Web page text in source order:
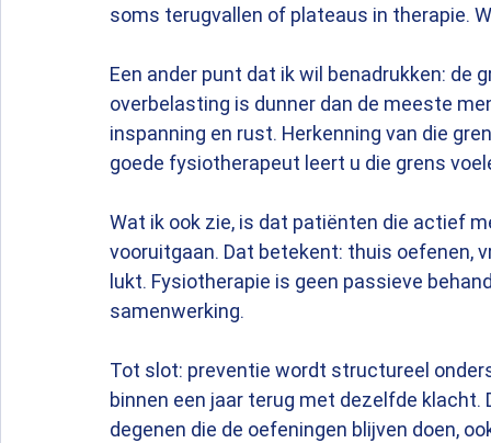
soms terugvallen of plateaus in therapie.
Een ander punt dat ik wil benadrukken:
overbelasting is dunner dan de meeste
inspanning en rust. Herkenning van die
goede fysiotherapeut leert u die grens
Wat ik ook zie, is dat patiënten die actief
vooruitgaan. Dat betekent: thuis oefenen,
lukt. Fysiotherapie is geen passieve
samenwerking.
Tot slot: preventie wordt structureel
binnen een jaar terug met dezelfde
degenen die de oefeningen blijven doen,